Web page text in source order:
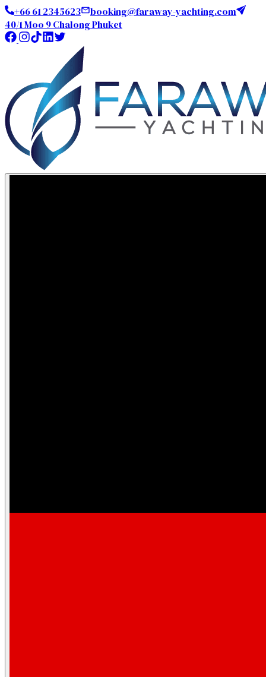
+66 61 2345623
booking@faraway-yachting.com
40/1 Moo 9 Chalong Phuket